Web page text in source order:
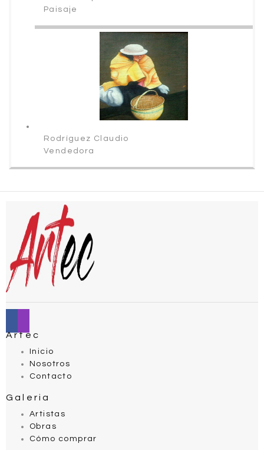
Paisaje
Rodríguez Claudio
Vendedora
Artec
Inicio
Nosotros
Contacto
Galeria
Artistas
Obras
Cómo comprar